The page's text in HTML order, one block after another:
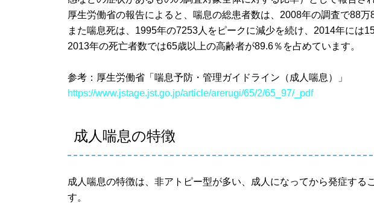
厚生労働省の報告によると、喘息の総患者数は、2008年の調査で88万
また喘息死は、1995年の7253人をピークに減少を続け、2014年には
2013年の死亡者数では65歳以上の高齢者が89.6％を占めています。
参考：厚生労働省「喘息予防・管理ガイドライン（成人喘息）」
https://www.jstage.jst.go.jp/article/arerugi/65/2/65_97/_pdf
成人喘息の特徴
成人喘息の特徴は、非アトピー型が多い、成人になってから発症す
す。